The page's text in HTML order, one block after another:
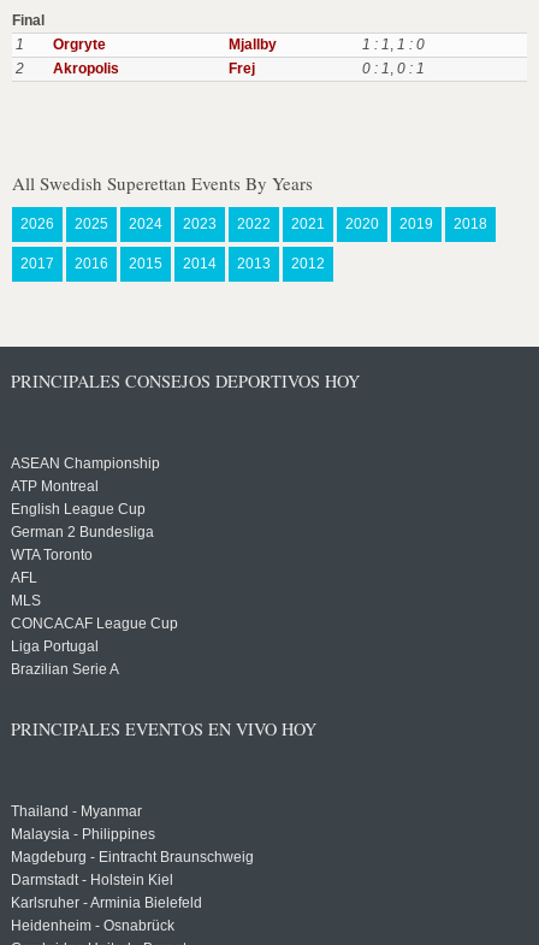
Final
1
Orgryte Mjallby 1 : 1, 1 : 0
2
Akropolis Frej 0 : 1, 0 : 1
All Swedish Superettan Events By Years
2026 2025 2024 2023 2022 2021 2020 2019 2018
2017 2016 2015 2014 2013 2012
PRINCIPALES CONSEJOS DEPORTIVOS HOY
ASEAN Championship
ATP Montreal
English League Cup
German 2 Bundesliga
WTA Toronto
AFL
MLS
CONCACAF League Cup
Liga Portugal
Brazilian Serie A
PRINCIPALES EVENTOS EN VIVO HOY
Thailand - Myanmar
Malaysia - Philippines
Magdeburg - Eintracht Braunschweig
Darmstadt - Holstein Kiel
Karlsruher - Arminia Bielefeld
Heidenheim - Osnabrück